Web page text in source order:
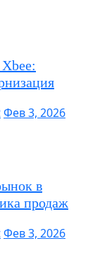
Фев 3, 2026
в
продаж
Фев 3, 2026